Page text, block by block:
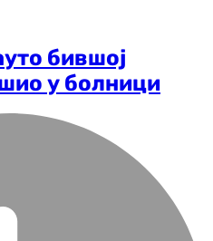
бившој
у болници